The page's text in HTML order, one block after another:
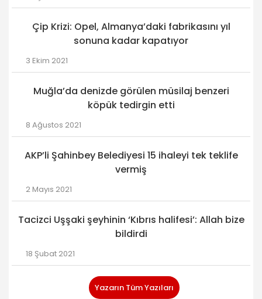
Çip Krizi: Opel, Almanya’daki fabrikasını yıl
sonuna kadar kapatıyor
3 Ekim 2021
Muğla’da denizde görülen müsilaj benzeri
köpük tedirgin etti
8 Ağustos 2021
AKP’li Şahinbey Belediyesi 15 ihaleyi tek teklife
vermiş
2 Mayıs 2021
Tacizci Uşşaki şeyhinin ‘Kıbrıs halifesi’: Allah bize
bildirdi
18 Şubat 2021
Yazarın Tüm Yazıları